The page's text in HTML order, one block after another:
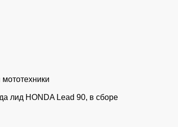
лид HONDA Lead 90, в сборе